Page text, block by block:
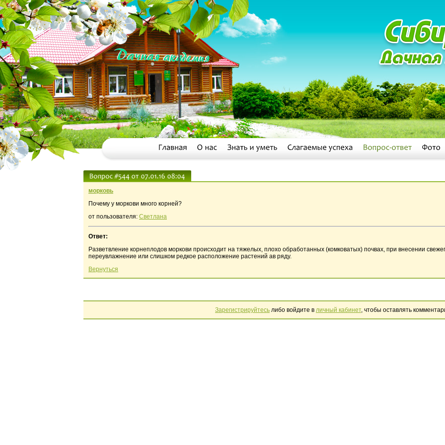
морковь
Почему у моркови много корней?
от пользователя: Светлана
Ответ:
Разветвление корнеплодов моркови происходит на тяжелых, плохо обработанных (комковатых) почвах, при внесении
переувлажнение или слишком редкое расположение растений ав ряду.
Вернуться
Зарегистрируйтесь либо войдите в личный кабинет, чтобы оставлять